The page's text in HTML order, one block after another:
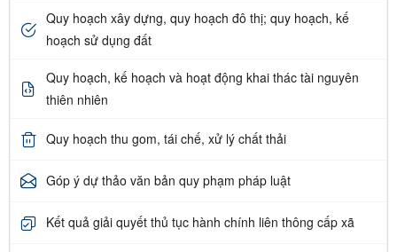
Quy hoạch xây dựng, quy hoạch đô thị; quy hoạch, kế
hoạch sử dụng đất
Quy hoạch, kế hoạch và hoạt động khai thác tài nguyên
thiên nhiên
Quy hoạch thu gom, tái chế, xử lý chất thải
Góp ý dự thảo văn bản quy phạm pháp luật
Kết quả giải quyết thủ tục hành chính liên thông cấp xã